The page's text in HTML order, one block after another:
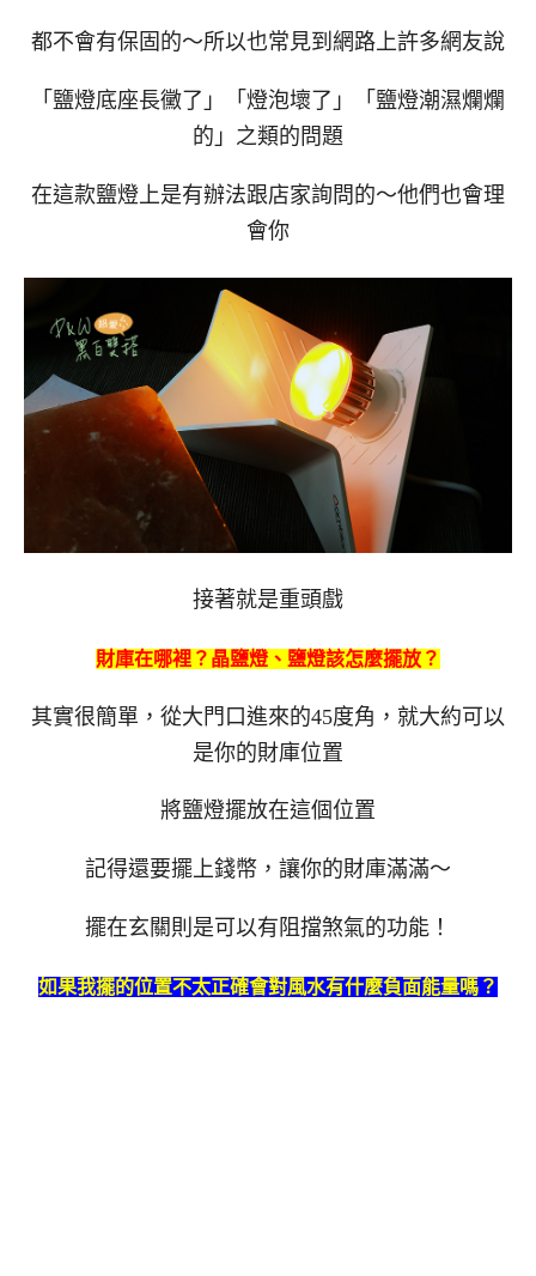
都不會有保固的～所以也常見到網路上許多網友說
「鹽燈底座長黴了」「燈泡壞了」「鹽燈潮濕爛爛
的」之類的問題
在這款鹽燈上是有辦法跟店家詢問的～他們也會理
會你
接著就是重頭戲
財庫在哪裡？晶鹽燈、鹽燈該怎麼擺放？
其實很簡單，從大門口進來的45度角，就大約可以
是你的財庫位置
將鹽燈擺放在這個位置
記得還要擺上錢幣，讓你的財庫滿滿～
擺在玄關則是可以有阻擋煞氣的功能！
如果我擺的位置不太正確會對風水有什麼負面能量嗎？